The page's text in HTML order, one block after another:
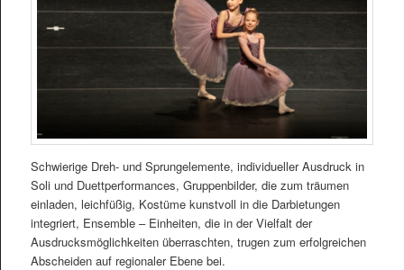
Schwierige Dreh- und Sprungelemente, individueller Ausdruck in
Soli und Duettperformances, Gruppenbilder, die zum träumen
einladen, leichfüßig, Kostüme kunstvoll in die Darbietungen
integriert, Ensemble – Einheiten, die in der Vielfalt der
Ausdrucksmöglichkeiten überraschten, trugen zum erfolgreichen
Abscheiden auf regionaler Ebene bei.